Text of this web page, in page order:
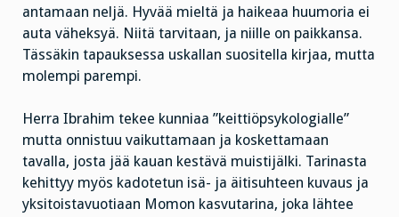
antamaan neljä. Hyvää mieltä ja haikeaa huumoria ei
auta väheksyä. Niitä tarvitaan, ja niille on paikkansa.
Tässäkin tapauksessa uskallan suositella kirjaa, mutta
molempi parempi.
Herra Ibrahim tekee kunniaa ”keittiöpsykologialle”
mutta onnistuu vaikuttamaan ja koskettamaan
tavalla, josta jää kauan kestävä muistijälki. Tarinasta
kehittyy myös kadotetun isä- ja äitisuhteen kuvaus ja
yksitoistavuotiaan Momon kasvutarina, joka lähtee